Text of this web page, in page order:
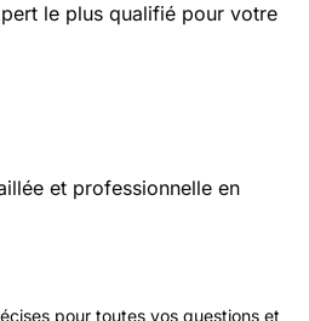
le plus qualifié pour votre
et professionnelle en
pour toutes vos questions et